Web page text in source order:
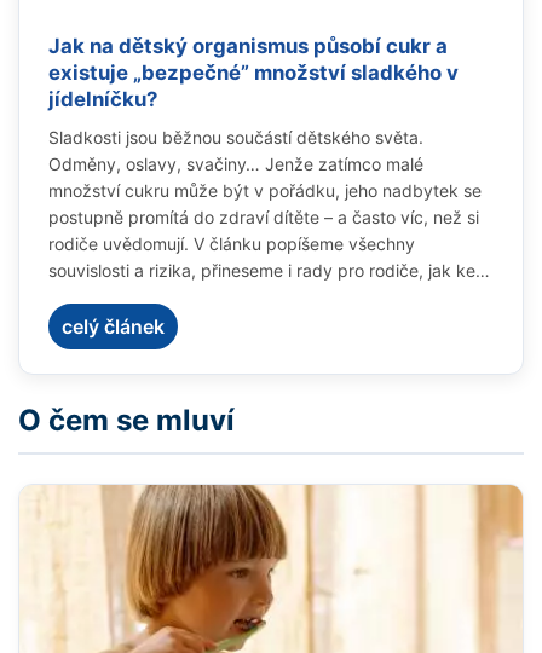
Jak na dětský organismus působí cukr a
existuje „bezpečné” množství sladkého v
jídelníčku?
Sladkosti jsou běžnou součástí dětského světa.
Odměny, oslavy, svačiny… Jenže zatímco malé
množství cukru může být v pořádku, jeho nadbytek se
postupně promítá do zdraví dítěte – a často víc, než si
rodiče uvědomují. V článku popíšeme všechny
souvislosti a rizika, přineseme i rady pro rodiče, jak ke
komunikovat o nich s dětmi.
celý článek
O čem se mluví